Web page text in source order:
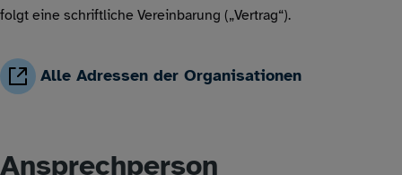
folgt eine schriftliche Vereinbarung („Vertrag“).
Alle Adressen der Organisationen
Ansprechperson